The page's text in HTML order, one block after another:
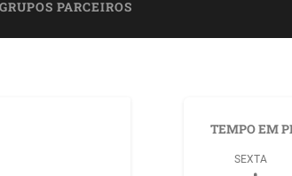
GRUPOS PARCEIROS
TEMPO EM
SEXTA